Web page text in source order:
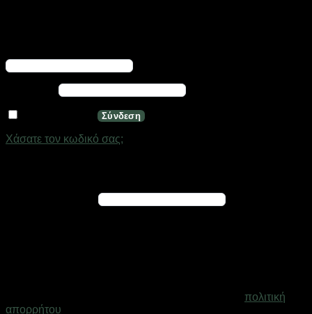
Απαιτείται
Σύνδεση
Χάσατε τον κωδικό σας;
Απαιτείται
πολιτική
απορρήτου